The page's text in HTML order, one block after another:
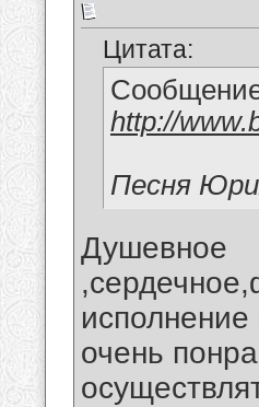
Цитата:
http://
Песня
Душевное
очень